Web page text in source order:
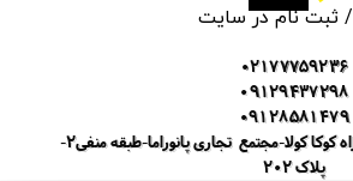
/ثبت نام در سایت
02177759236
09129437298
09128581479
تهران- خیابان پیروزی-چهارراه کوکا کولا-مجتمع تجاری پانوراما-طبقه منفی2-
پلاک 202